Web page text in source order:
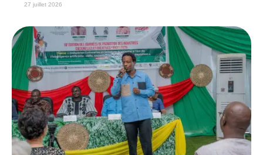
27 juillet 2026